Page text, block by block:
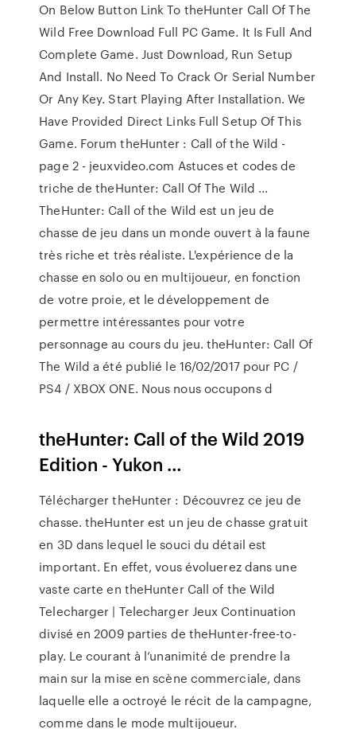
On Below Button Link To theHunter Call Of The
Wild Free Download Full PC Game. It Is Full And
Complete Game. Just Download, Run Setup
And Install. No Need To Crack Or Serial Number
Or Any Key. Start Playing After Installation. We
Have Provided Direct Links Full Setup Of This
Game. Forum theHunter : Call of the Wild -
page 2 - jeuxvideo.com Astuces et codes de
triche de theHunter: Call Of The Wild ...
TheHunter: Call of the Wild est un jeu de
chasse de jeu dans un monde ouvert à la faune
très riche et très réaliste. L'expérience de la
chasse en solo ou en multijoueur, en fonction
de votre proie, et le développement de
permettre intéressantes pour votre
personnage au cours du jeu. theHunter: Call Of
The Wild a été publié le 16/02/2017 pour PC /
PS4 / XBOX ONE. Nous nous occupons d
theHunter: Call of the Wild 2019
Edition - Yukon …
Télécharger theHunter : Découvrez ce jeu de
chasse. theHunter est un jeu de chasse gratuit
en 3D dans lequel le souci du détail est
important. En effet, vous évoluerez dans une
vaste carte en theHunter Call of the Wild
Telecharger | Telecharger Jeux Continuation
divisé en 2009 parties de theHunter-free-to-
play. Le courant à l’unanimité de prendre la
main sur la mise en scène commerciale, dans
laquelle elle a octroyé le récit de la campagne,
comme dans le mode multijoueur.